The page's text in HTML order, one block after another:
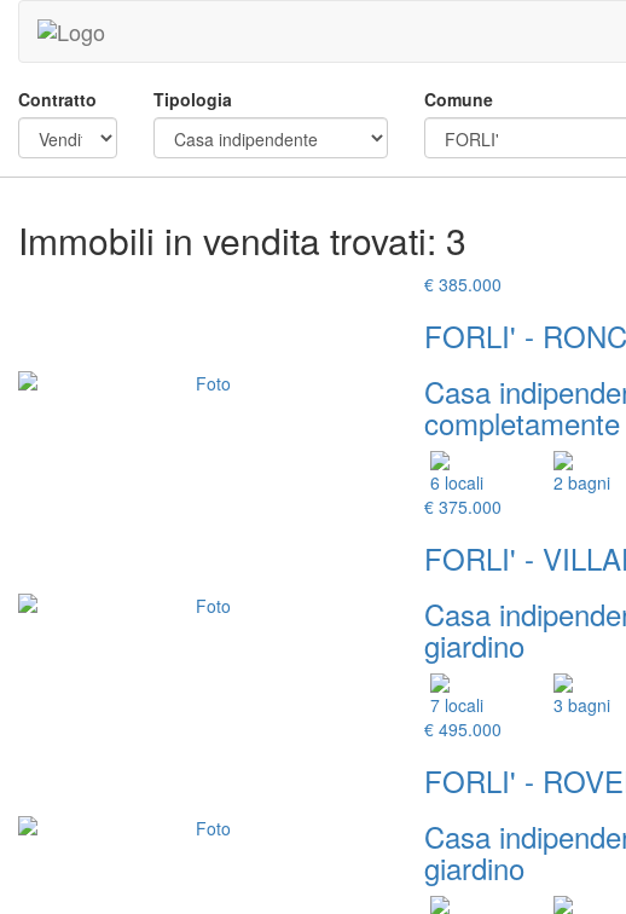
Contratto Tipologia Comune
Immobili in vendita trovati: 3
€ 385.000
FORLI' -
Casa
6 locali 2 bagni
€ 375.000
FORLI' -
Casa
giardino
7 locali 3 bagni
€ 495.000
FORLI' -
Casa
giardino